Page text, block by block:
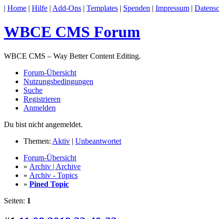
| Home | Hilfe | Add-Ons | Templates | Spenden | Impressum |
WBCE CMS Forum
WBCE CMS – Way Better Content Editing.
Forum-Übersicht
Nutzungsbedingungen
Suche
Registrieren
Anmelden
Du bist nicht angemeldet.
Themen: Aktiv | Unbeantwortet
Forum-Übersicht
» Archiv | Archive
» Archiv - Topics
» Pined Topic
Seiten: 1